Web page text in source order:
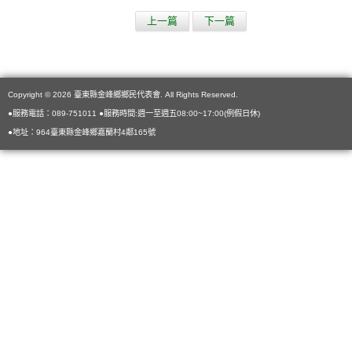
上一篇 下一篇
Copyright © 2026 臺東縣金峰鄉鄉民代表會. All Rights Reserved.
●服務電話：089-751011 ●服務時間:週一至週五08:00~17:00(例假日休)
●地址：964臺東縣金峰鄉嘉蘭村4鄰165號